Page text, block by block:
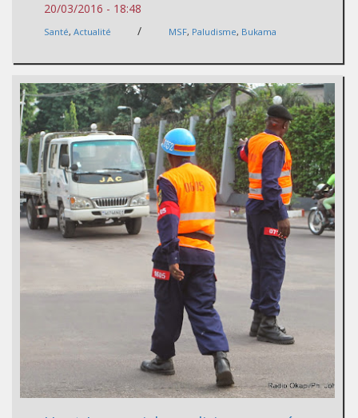
20/03/2016 - 18:48
Santé, Actualité / MSF, Paludisme, Bukama